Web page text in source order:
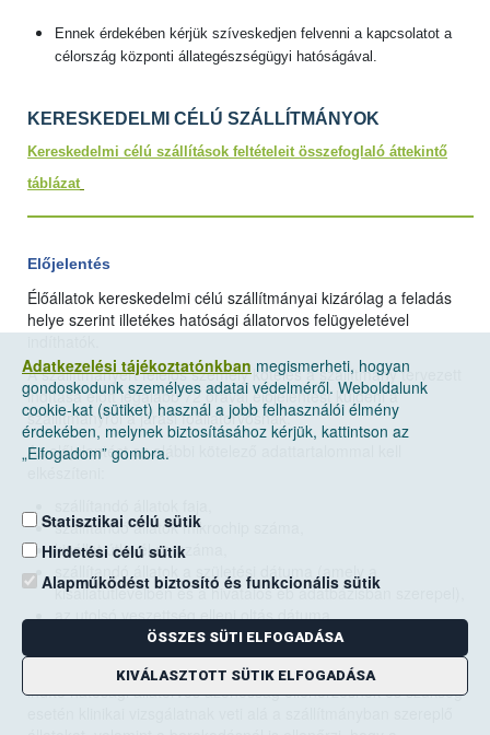
Ennek érdekében kérjük szíveskedjen felvenni a kapcsolatot a
célország központi állategészségügyi hatóságával.
KERESKEDELMI CÉLÚ SZÁLLÍTMÁNYOK
Kereskedelmi célú szállítások feltételeit összefoglaló áttekintő
táblázat
Előjelentés
Élőállatok kereskedelmi célú szállítmányai kizárólag a feladás
helye szerint illetékes hatósági állatorvos felügyeletével
A szállítmányért felelős személy köteles a szállítmány tervezett
indítása előtt legalább 72 órával előjelentést küldeni a
szállítmányról a járási főállatorvosnak.
Az előjelentést az alábbi kötelező adattartalommal kell
szállítandó állatok mikrochip száma,
kisállat útlevél sorszáma,
kisállatútlevélben és a hivatalos eb adatbázisban szerepel),
az utolsó veszettség elleni oltás dátuma,
a tenyésztő FELIR azonosítója.
A szállítmány indítását megelőző 48 órán belül a szállítmányt
indító hatósági állatorvos azonosság ellenőrzésnek és szükség
Adatkezelési tájékoztatónkban megismerheti, hogyan
gondoskodunk személyes adatai védelméről. Weboldalunk
cookie-kat (sütiket) használ a jobb felhasználói élmény
érdekében, melynek biztosításához kérjük, kattintson az
„Elfogadom” gombra.
Statisztikai célú sütik
Hirdetési célú sütik
Alapműködést biztosító és funkcionális sütik
ÖSSZES SÜTI ELFOGADÁSA
KIVÁLASZTOTT SÜTIK ELFOGADÁSA